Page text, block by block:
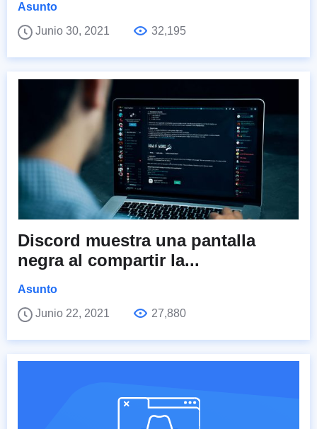
Asunto
Junio 30, 2021
32,195
Discord muestra una pantalla
negra al compartir la...
Asunto
Junio 22, 2021
27,880